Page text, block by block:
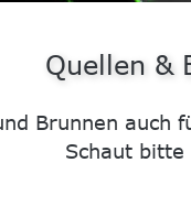
Quellen &
Brunnen auch
Schaut bitte